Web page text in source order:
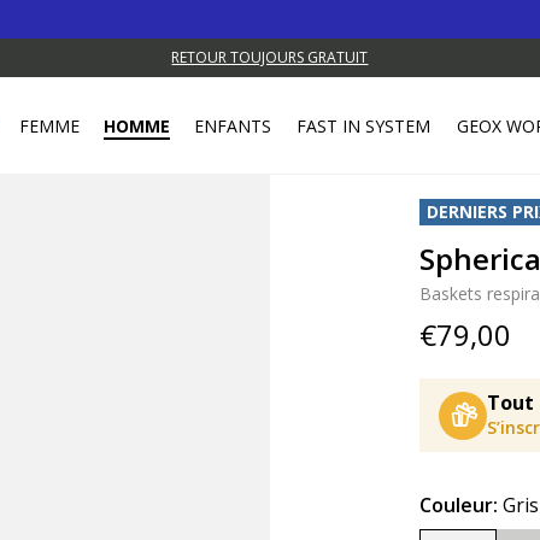
RETOUR TOUJOURS GRATUIT
FEMME HOMME ENFANTS FAST IN SYSTEM GEOX
DERNIERS
Baskets
€79,00
Tout
Couleur: